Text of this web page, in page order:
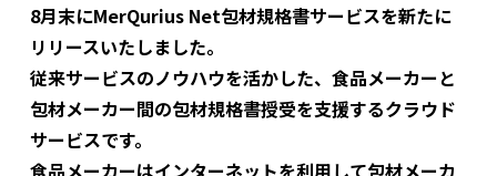
8月末にMerQurius Net包材規格書サービスを新たに
リリースいたしました。
従来サービスのノウハウを活かした、食品メーカーと
包材メーカー間の包材規格書授受を支援するクラウド
サービスです。
食品メーカーはインターネットを利用して包材メーカ